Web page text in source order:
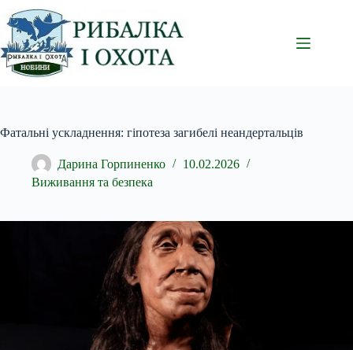
Перейти
до
вмісту
Фатальні ускладнення: гіпотеза загибелі неандертальців
Дарина Горпиненко
10.02.2026
Виживання та безпека